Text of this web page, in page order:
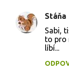
n
Stáňa
Sabi,
to pro
líbí...